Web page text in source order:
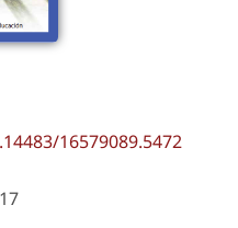
16579089.5472